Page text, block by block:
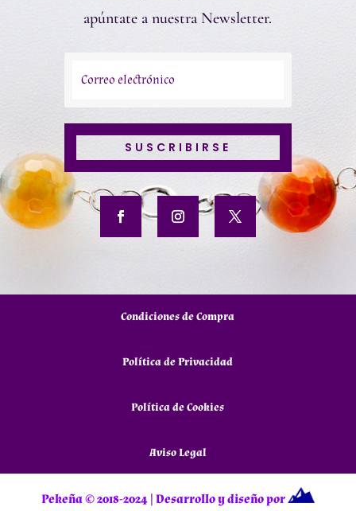
apúntate a nuestra Newsletter.
SUSCRIBIRSE
Condiciones de Compra
Política de Privacidad
Política de Cookies
Aviso Legal
Pekeña © 2018-2024| Desarrollo y diseño por